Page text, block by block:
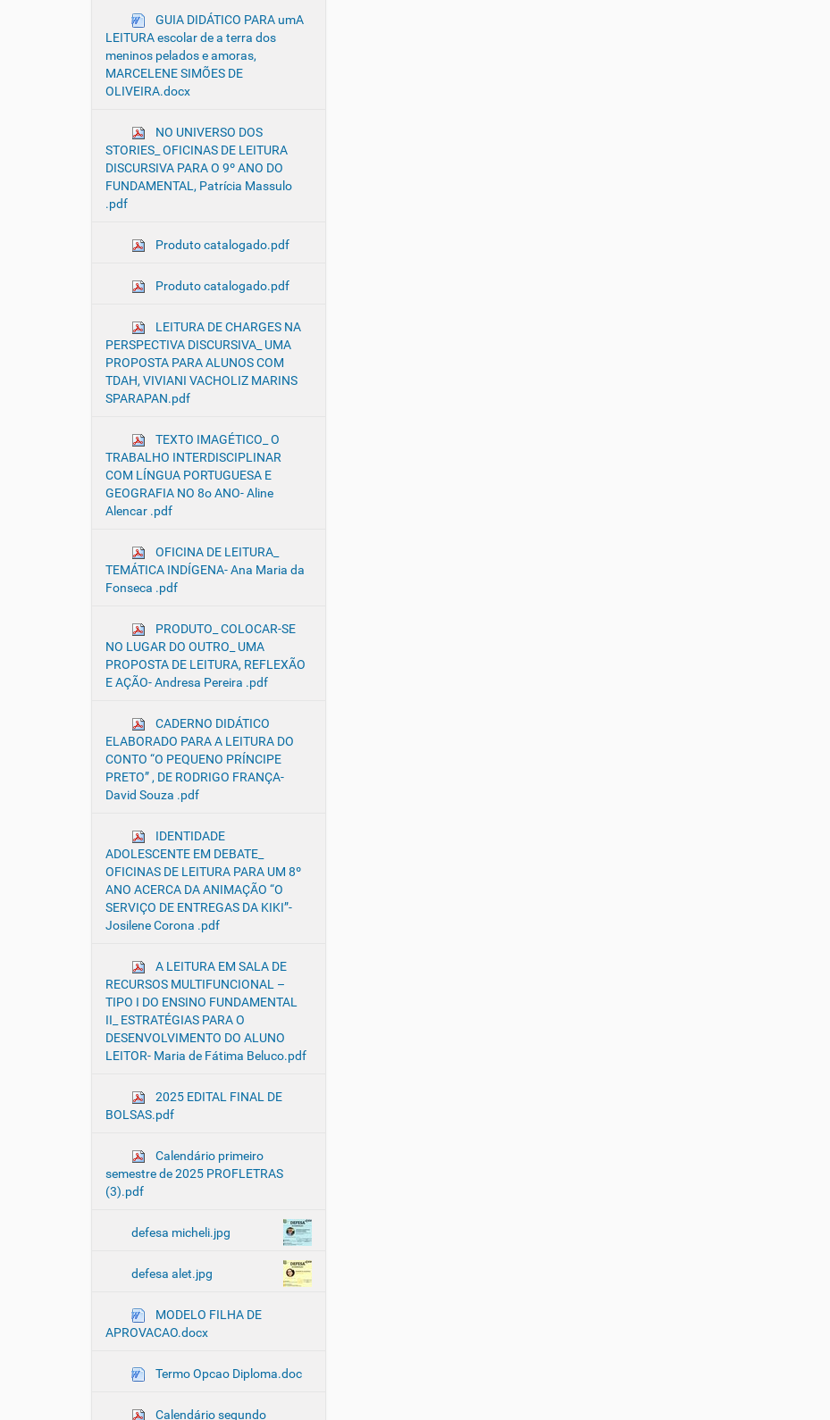
GUIA DIDÁTICO PARA umA
LEITURA escolar de a terra dos
meninos pelados e amoras,
MARCELENE SIMÕES DE
OLIVEIRA.docx
NO UNIVERSO DOS
STORIES_ OFICINAS DE LEITURA
DISCURSIVA PARA O 9º ANO DO
FUNDAMENTAL, Patrícia Massulo
.pdf
Produto catalogado.pdf
Produto catalogado.pdf
LEITURA DE CHARGES NA
PERSPECTIVA DISCURSIVA_ UMA
PROPOSTA PARA ALUNOS COM
TDAH, VIVIANI VACHOLIZ MARINS
SPARAPAN.pdf
TEXTO IMAGÉTICO_ O
TRABALHO INTERDISCIPLINAR
COM LÍNGUA PORTUGUESA E
GEOGRAFIA NO 8o ANO- Aline
Alencar .pdf
OFICINA DE LEITURA_
TEMÁTICA INDÍGENA- Ana Maria da
Fonseca .pdf
PRODUTO_ COLOCAR-SE
NO LUGAR DO OUTRO_ UMA
PROPOSTA DE LEITURA, REFLEXÃO
E AÇÃO- Andresa Pereira .pdf
CADERNO DIDÁTICO
ELABORADO PARA A LEITURA DO
CONTO “O PEQUENO PRÍNCIPE
PRETO” , DE RODRIGO FRANÇA-
David Souza .pdf
IDENTIDADE
ADOLESCENTE EM DEBATE_
OFICINAS DE LEITURA PARA UM 8º
ANO ACERCA DA ANIMAÇÃO “O
SERVIÇO DE ENTREGAS DA KIKI”-
Josilene Corona .pdf
A LEITURA EM SALA DE
RECURSOS MULTIFUNCIONAL –
TIPO I DO ENSINO FUNDAMENTAL
II_ ESTRATÉGIAS PARA O
DESENVOLVIMENTO DO ALUNO
LEITOR- Maria de Fátima Beluco.pdf
2025 EDITAL FINAL DE
BOLSAS.pdf
Calendário primeiro
semestre de 2025 PROFLETRAS
(3).pdf
defesa micheli.jpg
defesa alet.jpg
MODELO FILHA DE
APROVACAO.docx
Termo Opcao Diploma.doc
Calendário segundo